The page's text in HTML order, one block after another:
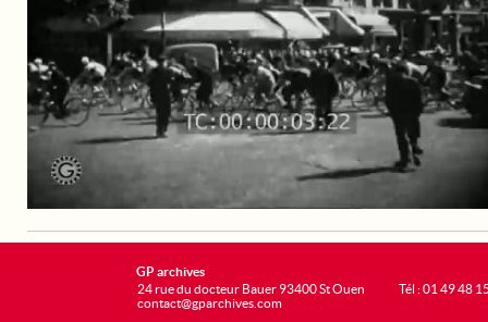
GP archives
24 rue du docteur Bauer 93400 St Ouen
contact@gparchives.com
Tél : 01 49 48